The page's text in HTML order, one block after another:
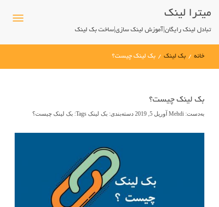
میترا لینک
تبادل لینک رایگان|آموزش لینک سازی|ساخت بک لینک
خانه / بک لینک / بک لینک چیست؟
بک لینک چیست؟
به‌دست: آوریل 5, 2019 دسته‌بندی: بک لینک Tags: بک لینک چیست؟